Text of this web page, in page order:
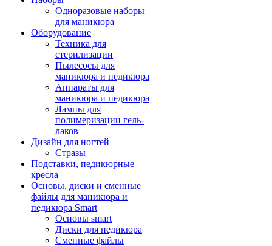
Одноразовые наборы
для маникюра
Оборудование
Техника для
стерилизации
Пылесосы для
маникюра и педикюра
Аппараты для
маникюра и педикюра
Лампы для
полимеризации гель-
лаков
Дизайн для ногтей
Стразы
Подставки, педикюрные
кресла
Основы, диски и сменные
файлы для маникюра и
педикюра Smart
Основы smart
Диски для педикюра
Сменные файлы